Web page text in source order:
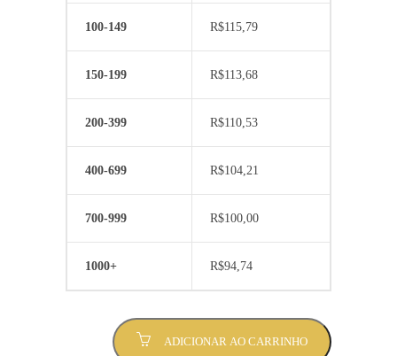
100-149 R$115,79
150-199 R$113,68
200-399 R$110,53
400-699 R$104,21
700-999 R$100,00
1000+ R$94,74
ADICIONAR AO CARRINHO